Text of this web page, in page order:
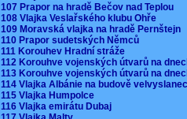
107 Prapor na hradě Bečov nad Teplou
108 Vlajka Veslařského klubu Ohře
109 Moravská vlajka na hradě Pernštejn
110 Prapor sudetských Němců
111 Korouhev Hradní stráže
112 Korouhve vojenských útvarů na
113 Korouhve vojenských útvarů na
114 Vlajka Albánie na budově
115 Vlajka Humpolce
116 Vlajka emirátu Dubaj